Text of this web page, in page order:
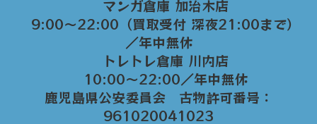
マンガ倉庫 加治木店
9:00〜22:00（買取受付 深夜21:00まで）
／年中無休
トレトレ倉庫 川内店
10:00〜22:00／年中無休
鹿児島県公安委員会 古物許可番号：
961020041023